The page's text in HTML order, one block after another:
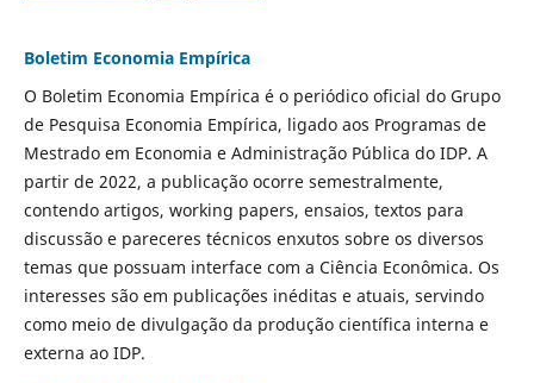
Boletim Economia Empírica
O Boletim Economia Empírica é o periódico oficial do Grupo
de Pesquisa Economia Empírica, ligado aos Programas de
Mestrado em Economia e Administração Pública do IDP. A
partir de 2022, a publicação ocorre semestralmente,
contendo artigos, working papers, ensaios, textos para
discussão e pareceres técnicos enxutos sobre os diversos
temas que possuam interface com a Ciência Econômica. Os
interesses são em publicações inéditas e atuais, servindo
como meio de divulgação da produção científica interna e
externa ao IDP.